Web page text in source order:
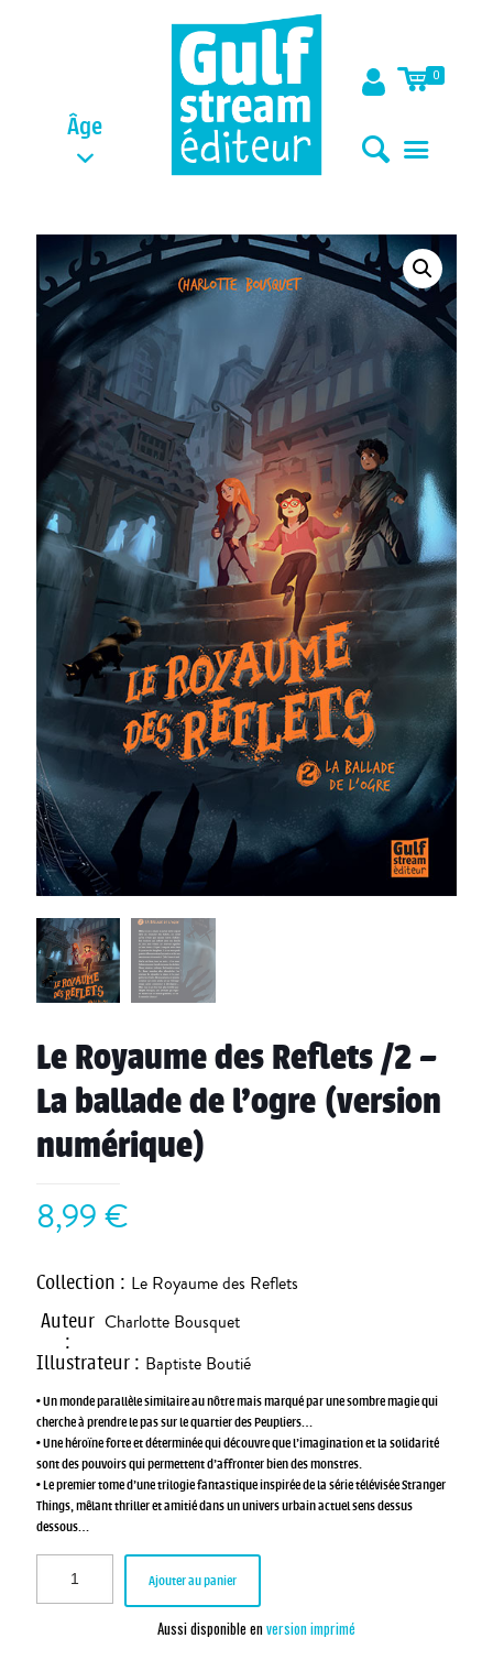
Âge
0
Le Royaume des Reflets /2 –
La ballade de l’ogre (version
numérique)
8,99€
Collection : Le Royaume des Reflets
Auteur
:
Charlotte Bousquet
Illustrateur : Baptiste Boutié
• Un monde parallèle similaire au nôtre mais marqué par une sombre magie qui
cherche à prendre le pas sur le quartier des Peupliers…
• Une héroïne forte et déterminée qui découvre que l’imagination et la solidarité
sont des pouvoirs qui permettent d’affronter bien des monstres.
• Le premier tome d’une trilogie fantastique inspirée de la série télévisée Stranger
Things, mêlant thriller et amitié dans un univers urbain actuel sens dessus
dessous…
Ajouter au panier
Aussi disponible enversion imprimé